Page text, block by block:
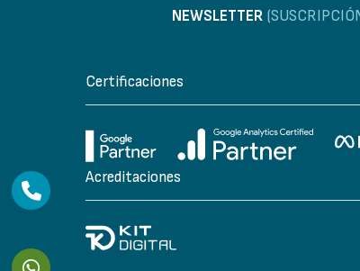
NEWSLETTER
Certificaciones
Acreditaciones